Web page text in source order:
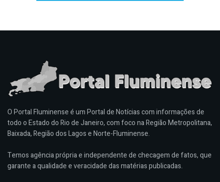
O Portal Fluminense é um Portal de Notícias com informações de
todo o Estado do Rio de Janeiro, com foco na Região Metropolitana,
Baixada, Região dos Lagos e Norte-Fluminense.
Temos agência própria e independente de checagem de fatos, que
garante a qualidade e veracidade das matérias publicadas.